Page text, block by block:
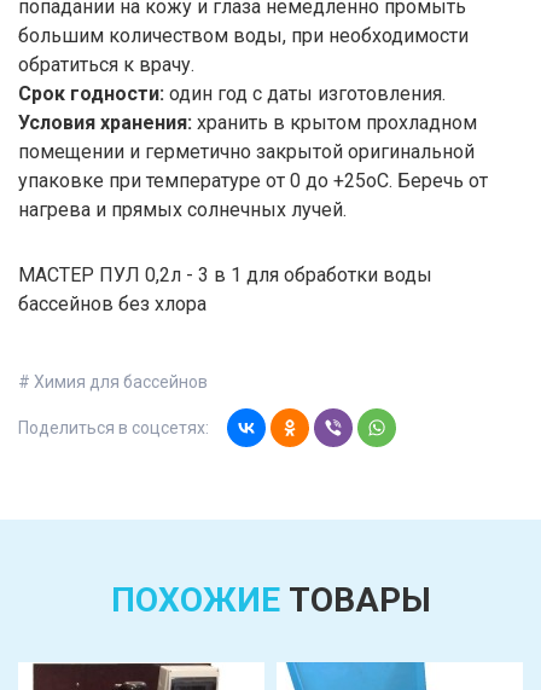
попадании на кожу и глаза немедленно промыть
большим количеством воды, при необходимости
обратиться к врачу.
Срок годности: один год с даты изготовления.
Условия хранения: хранить в крытом прохладном
помещении и герметично закрытой оригинальной
упаковке при температуре от 0 до +25оС. Беречь от
нагрева и прямых солнечных лучей.
МАСТЕР ПУЛ 0,2л - 3 в 1 для обработки воды
бассейнов без хлора
# Химия для бассейнов
Поделиться в соцсетях:
ПОХОЖИЕТОВАРЫ